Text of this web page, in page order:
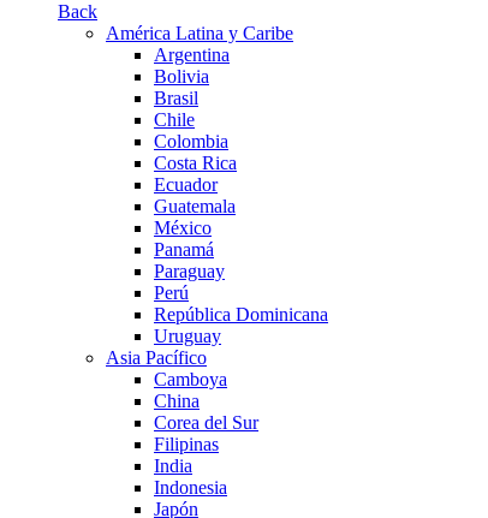
Back
América Latina y Caribe
Argentina
Bolivia
Brasil
Chile
Colombia
Costa Rica
Ecuador
Guatemala
México
Panamá
Paraguay
Perú
República Dominicana
Uruguay
Asia Pacífico
Camboya
China
Corea del Sur
Filipinas
India
Indonesia
Japón